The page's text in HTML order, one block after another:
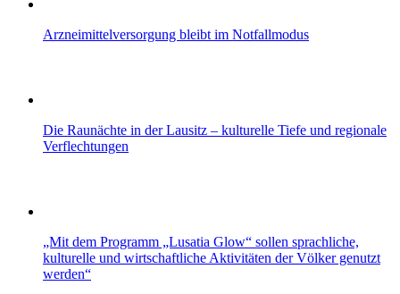
Arzneimittelversorgung bleibt im Notfallmodus
Die Raunächte in der Lausitz – kulturelle Tiefe und regionale
Verflechtungen
„Mit dem Programm „Lusatia Glow“ sollen sprachliche,
kulturelle und wirtschaftliche Aktivitäten der Völker genutzt
werden“